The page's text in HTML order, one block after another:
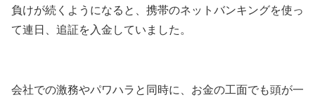
負けが続くようになると、携帯のネットバンキングを使っ
て連日、追証を入金していました。
会社での激務やパワハラと同時に、お金の工面でも頭が一